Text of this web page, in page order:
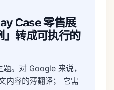
Case 零售展
」转成可执行的
。对 Google 来说，
内容的薄翻译； 它需